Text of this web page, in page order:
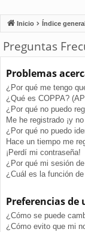
Inicio Índice general
Preguntas
Problemas
¿Por qué me tengo
¿Qué es COPPA?
¿Por qué no puedo
Me he registrado ¡y
¿Por qué no puedo
Hace un tiempo me
¡Perdí mi contraseña!
¿Por qué mi sesión
¿Cuál es la función
Preferencias
¿Cómo se puede
¿Cómo evito que mi